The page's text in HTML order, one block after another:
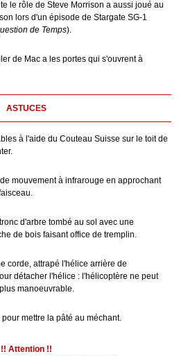
le rôle de Steve Morrison a aussi joué au
lors d'un épisode de Stargate SG-1
de Temps).
de Mac a les portes qui s'ouvrent à
ASTUCES
à l'aide du Couteau Suisse sur le toit de
mouvement à infrarouge en approchant
d'arbre tombé au sol avec une
de bois faisant office de tremplin.
corde, attrapé l'hélice arrière de
détacher l'hélice : l'hélicoptère ne peut
manoeuvrable.
mettre la pâté au méchant.
!! Attention !!